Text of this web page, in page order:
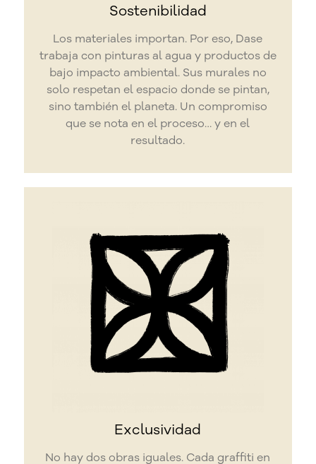
Sostenibilidad
Los materiales importan. Por eso, Dase
trabaja con pinturas al agua y productos de
bajo impacto ambiental. Sus murales no
solo respetan el espacio donde se pintan,
sino también el planeta. Un compromiso
que se nota en el proceso… y en el
resultado.
Exclusividad
No hay dos obras iguales. Cada graffiti en